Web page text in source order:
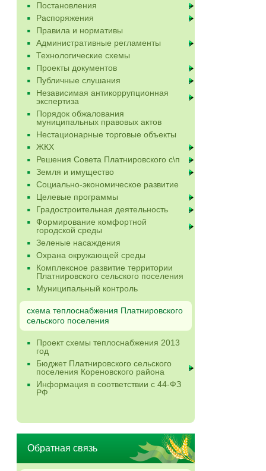
Постановления
Распоряжения
Правила и нормативы
Административные регламенты
Технологические схемы
Проекты документов
Публичные слушания
Независимая антикоррупционная
экспертиза
Порядок обжалования
муниципальных правовых актов
Нестационарные торговые объекты
ЖКХ
Решения Совета Платнировского с\п
Земля и имущество
Социально-экономическое развитие
Целевые программы
Градостроительная деятельность
Формирование комфортной
городской среды
Зеленые насаждения
Охрана окружающей среды
Комплексное развитие территории
Платнировского сельского поселения
Муниципальный контроль
схема теплоснабжения Платнировского
сельского поселения
Проект схемы теплоснабжения 2013
год
Бюджет Платнировского сельского
поселения Кореновского района
Информация в соответствии с 44-ФЗ
РФ
Обратная связь